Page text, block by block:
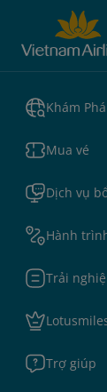
Khám Phá
Mua vé
Dịch vụ
Hành
Trải
Trợ giúp